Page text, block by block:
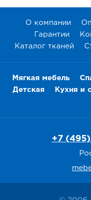
О компании
Гарантии
Каталог тканей
Мягкая мебель
Детская
Кухня и
+7 (495)